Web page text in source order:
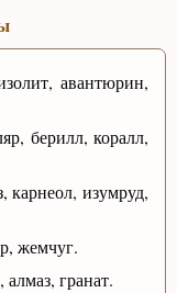
авантюрин,
берилл, коралл,
карнеол, изумруд,
жемчуг.
гранат.